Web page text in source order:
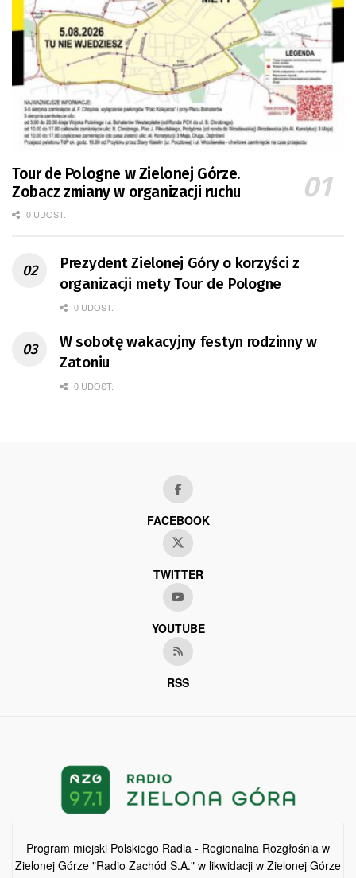
Tour de Pologne w Zielonej Górze.
Zobacz zmiany w organizacji ruchu
0 UDOST.
Prezydent Zielonej Góry o korzyści z
organizacji mety Tour de Pologne
0 UDOST.
W sobotę wakacyjny festyn rodzinny w
Zatoniu
0 UDOST.
FACEBOOK
TWITTER
YOUTUBE
RSS
Program miejski Polskiego Radia - Regionalna Rozgłośnia w
Zielonej Górze "Radio Zachód S.A." w likwidacji w Zielonej Górze